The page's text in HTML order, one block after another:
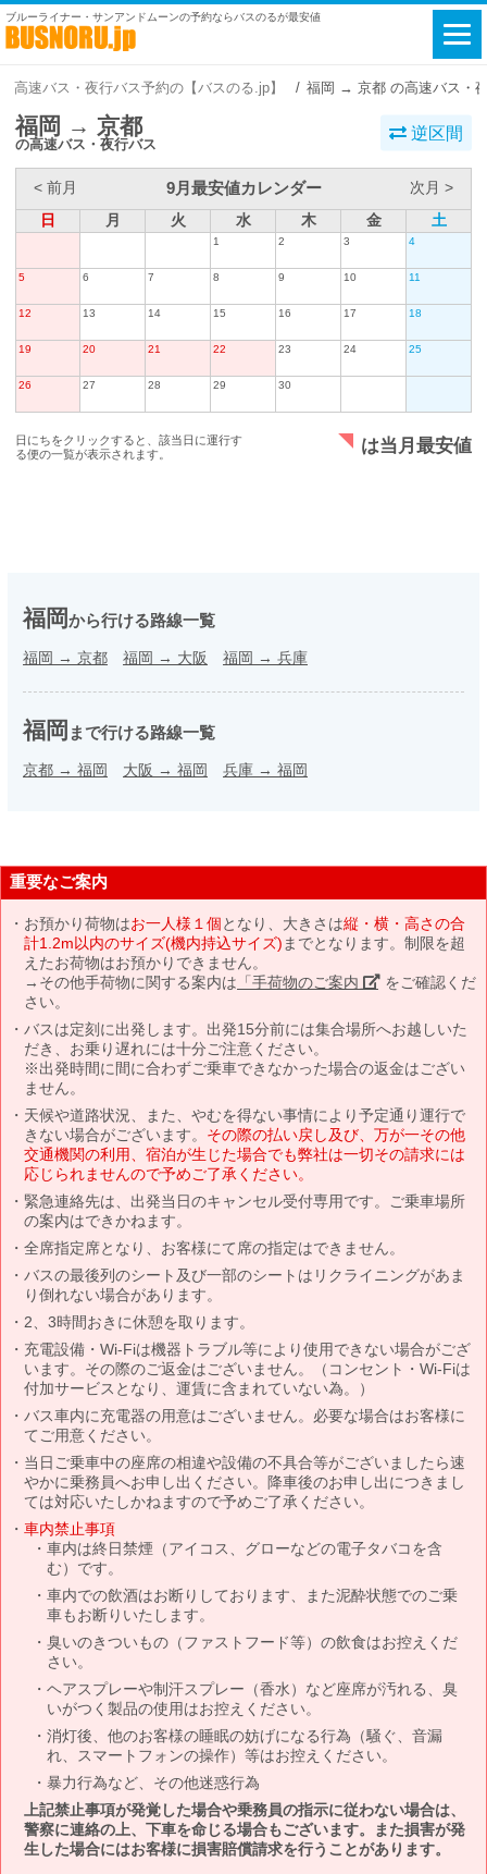
ブルーライナー・サンアンドムーンの予約ならバスのるが最安値
高速バス・夜行バス予約の【バスのる.jp】 福岡 → 京都 の高速バス・
福岡 → 京都
の高速バス・夜行バス
逆区間
< 前月 9月最安値カレンダー
次月 >
日
月 火 水 木 金 土
1 2 3 4
5 6 7 8 9 10 11
12 13 14 15 16 17 18
19 20 21 22 23 24 25
26 27 28 29 30
日にちをクリックすると、該当日に運行す
る便の一覧が表示されます。
は当月最安値
福岡から行ける路線一覧
福岡 → 京都 福岡 → 大阪 福岡 → 兵庫
福岡 まで行ける路線一覧
京都 → 福岡 大阪 → 福岡 兵庫 → 福岡
重要なご案内
お預かり荷物はお一人様１個となり、大きさは縦・横・高さの合
計1.2m以内のサイズ(機内持込サイズ) までとなります。制限を超
えたお荷物はお預かりできません。
→その他手荷物に関する案内は 「手荷物のご案内」 をご確認くだ
さい。
バスは定刻に出発します。出発15分前には集合場所へお越しいた
だき、お乗り遅れには十分ご注意ください。
※出発時間に間に合わずご乗車できなかった場合の返金はござい
ません。
天候や道路状況、また、やむを得ない事情により予定通り運行で
きない場合がございます。 その際の払い戻し及び、万が一その他
交通機関の利用、宿泊が生じた場合でも弊社は一切その請求には
応じられませんので予めご了承ください。
緊急連絡先は、出発当日のキャンセル受付専用です。ご乗車場所
の案内はできかねます。
全席指定席となり、お客様にて席の指定はできません。
バスの最後列のシート及び一部のシートはリクライニングがあま
り倒れない場合があります。
2、3時間おきに休憩を取ります。
充電設備・Wi-Fiは機器トラブル等により使用できない場合がござ
います。その際のご返金はございません。（コンセント・Wi-Fiは
付加サービスとなり、運賃に含まれていない為。）
バス車内に充電器の用意はございません。必要な場合はお客様に
てご用意ください。
当日ご乗車中の座席の相違や設備の不具合等がございましたら速
やかに乗務員へお申し出ください。降車後のお申し出につきまし
ては対応いたしかねますので予めご了承ください。
車内禁止事項
車内は終日禁煙（アイコス、グローなどの電子タバコを含
む）です。
車内での飲酒はお断りしております、また泥酔状態でのご乗
車もお断りいたします。
臭いのきついもの（ファストフード等）の飲食はお控えくだ
さい。
ヘアスプレーや制汗スプレー（香水）など座席が汚れる、臭
いがつく製品の使用はお控えください。
消灯後、他のお客様の睡眠の妨げになる行為（騒ぐ、音漏
れ、スマートフォンの操作）等はお控えください。
暴力行為など、その他迷惑行為
上記禁止事項が発覚した場合や乗務員の指示に従わない場合は、
警察に連絡の上、下車を命じる場合もございます。また損害が発
生した場合にはお客様に損害賠償請求を行うことがあります。